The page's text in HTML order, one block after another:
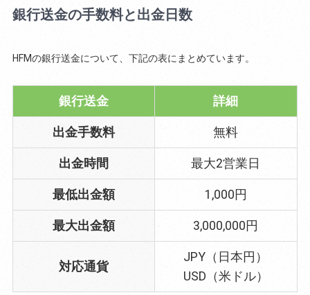
銀行送金の手数料と出金日数
HFMの銀行送金について、下記の表にまとめています。
銀行送金 詳細
出金手数料 無料
出金時間 最大2営業日
最低出金額 1,000円
最大出金額 3,000,000円
対応通貨
JPY（日本円）
USD（米ドル）